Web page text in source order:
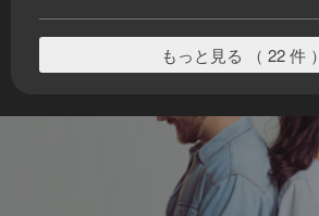
もっと見る （ 22 件 ）